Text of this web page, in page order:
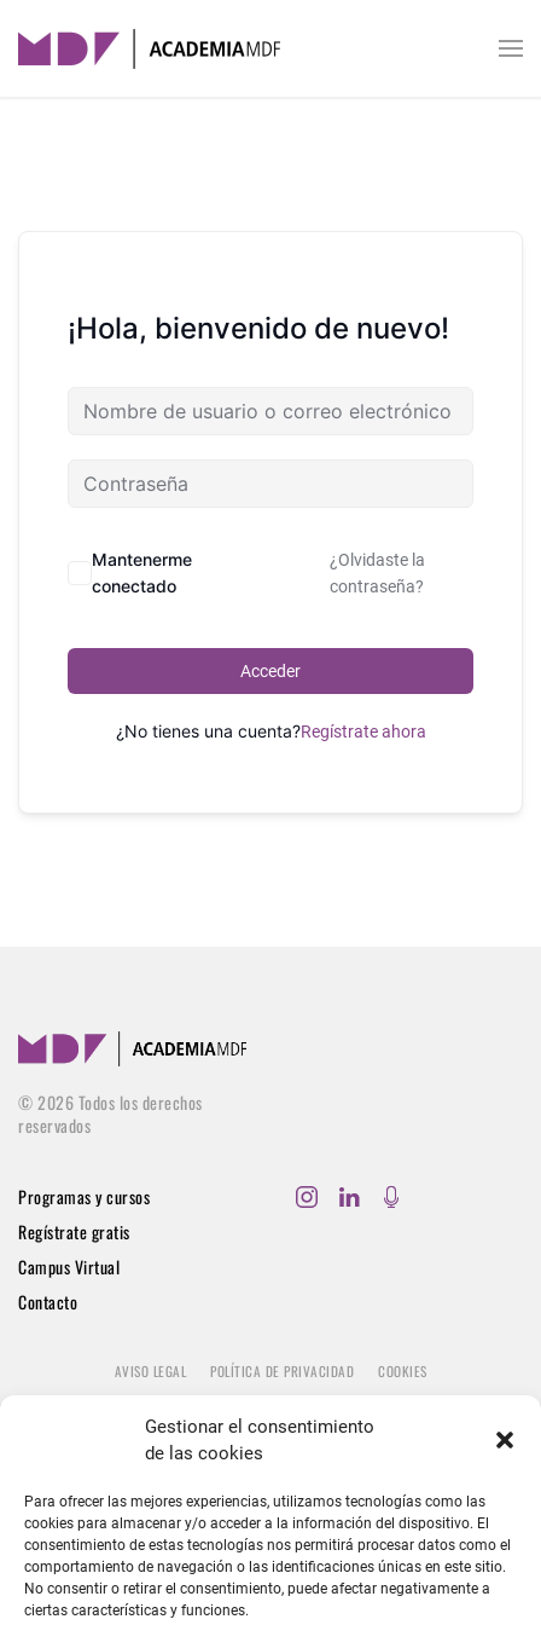
Gestionar el consentimiento
de las cookies
Para ofrecer las mejores experiencias, utilizamos tecnologías como las
cookies para almacenar y/o acceder a la información del dispositivo. El
consentimiento de estas tecnologías nos permitirá procesar datos como el
comportamiento de navegación o las identificaciones únicas en este sitio.
No consentir o retirar el consentimiento, puede afectar negativamente a
ciertas características y funciones.
Skip to main content
¡Hola, bienvenido de nuevo!
Mantenerme
conectado
¿Olvidaste la
contraseña?
Acceder
¿No tienes una cuenta?Regístrate ahora
©2026Todos los derechos
reservados
Programas y cursos
Regístrate gratis
Campus Virtual
Contacto
AVISO LEGAL POLÍTICA DE PRIVACIDAD COOKIES